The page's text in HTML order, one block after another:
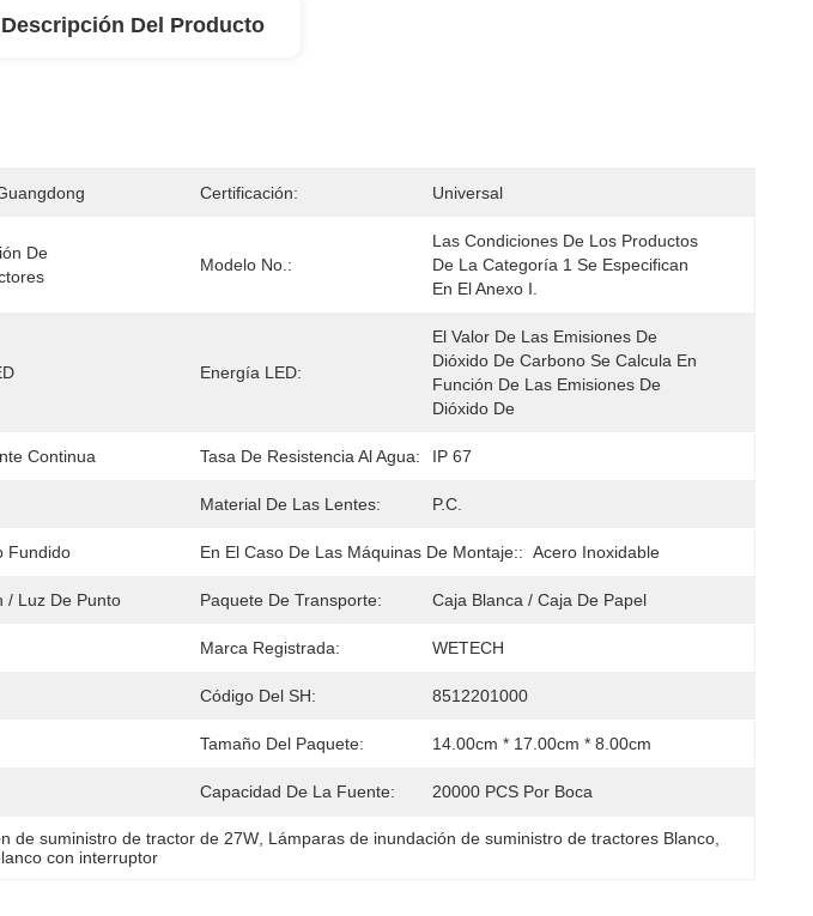
Descripción Del Producto
Certificación: Universal
De
Modelo No.:
Las Condiciones De Los Productos
De La Categoría 1 Se Especifican
En El Anexo I.
Energía LED:
El Valor De Las Emisiones De
Dióxido De Carbono Se Calcula En
Función De Las Emisiones De
Dióxido De
Continua Tasa De Resistencia Al Agua: IP 67
Material De Las Lentes: P.C.
Fundido En El Caso De Las Máquinas De Montaje:: Acero Inoxidable
/ Luz De Punto Paquete De Transporte: Caja Blanca / Caja De Papel
Marca Registrada: WETECH
Código Del SH: 8512201000
Tamaño Del Paquete: 14.00cm * 17.00cm * 8.00cm
Capacidad De La Fuente: 20000 PCS Por Boca
de suministro de tractor de 27W Lámparas de inundación de suministro de tractores Blanco
con interruptor